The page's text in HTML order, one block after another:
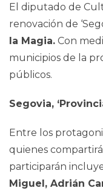
El diputado de
renovación de
la Magia. Con
municipios de la
públicos.
Segovia,
Entre los
quienes
participarán
Miguel, Adrián